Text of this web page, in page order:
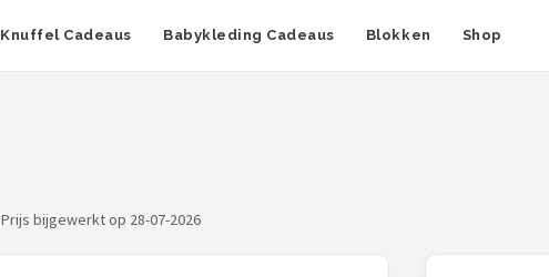
Knuffel Cadeaus Babykleding Cadeaus Blokken Shop
Prijs bijgewerkt op 28-07-2026